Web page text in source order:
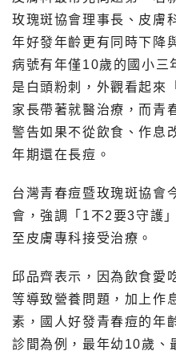
玫瑰斑協會理事長、皮膚
年好發年齡更有同時下降
病號有年僅10歲的國小三
是白頭粉刺，外觀看起來
家長帶著就醫治療，而青
警告如果不從飲食、作息
年期還在長痘。
台灣青春痘暨玫瑰斑協會
會，強調「1不2要3守護
至皮膚專科接受治療。
邱品齊表示，因為飲食愛
等導致營養問題，加上作
素，國人好發青春痘的年
診間為例，最年幼10歲、